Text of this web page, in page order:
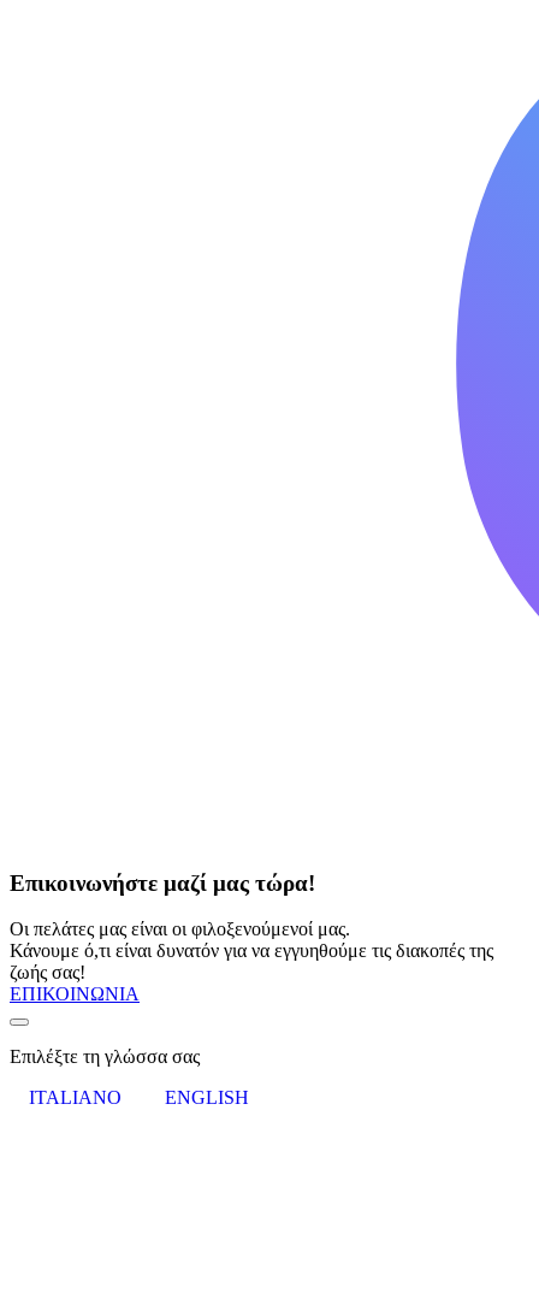
Επικοινωνήστε μαζί μας τώρα!
Οι πελάτες μας είναι οι φιλοξενούμενοί μας.
Κάνουμε ό,τι είναι δυνατόν για να εγγυηθούμε τις διακοπές της
ζωής σας!
ΕΠΙΚΟΙΝΩΝΙΑ
Επιλέξτε τη γλώσσα σας
ITALIANO
ENGLISH